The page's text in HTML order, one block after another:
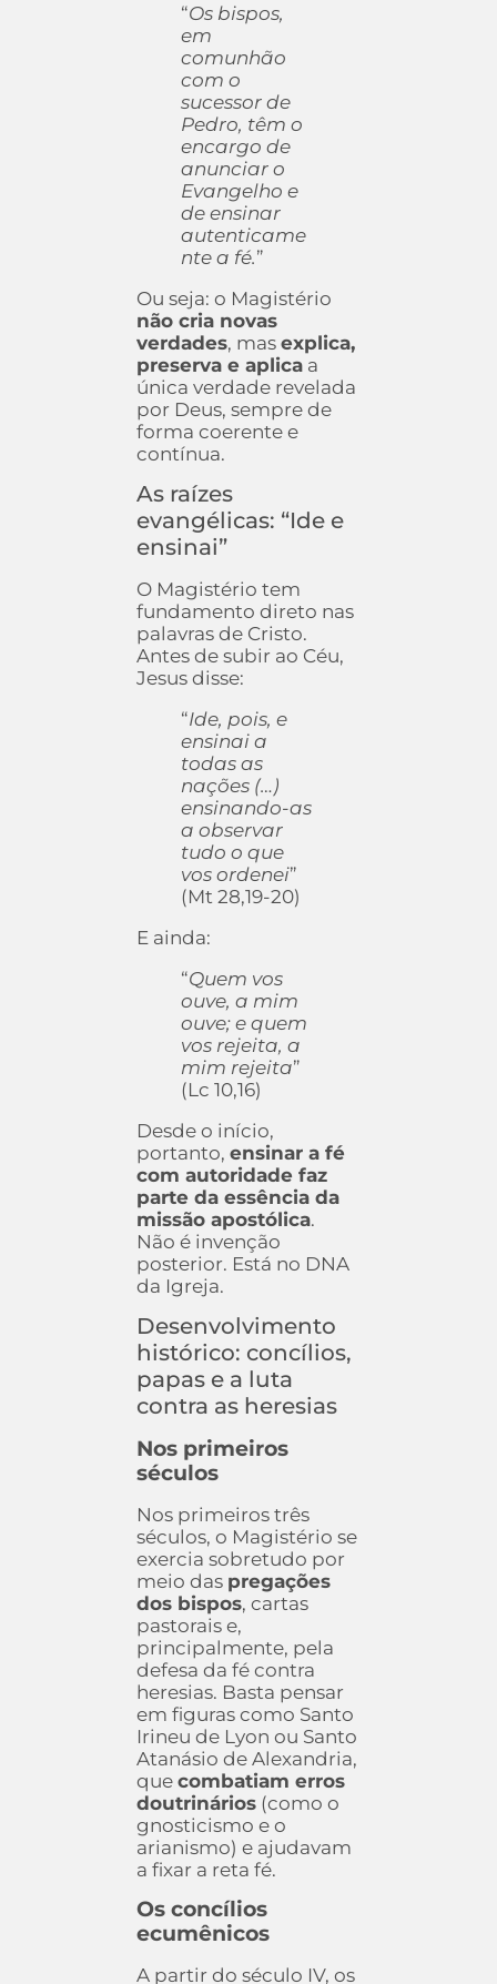
“Os bispos,
em
comunhão
com o
sucessor de
Pedro, têm o
encargo de
anunciar o
Evangelho e
de ensinar
autenticame
nte a fé.”
Ou seja: o Magistério
não cria novas
verdades, masexplica,
preserva e aplica a
única verdade revelada
por Deus, sempre de
forma coerente e
contínua.
As raízes
evangélicas: “Ide e
ensinai”
O Magistério tem
fundamento direto nas
palavras de Cristo.
Antes de subir ao Céu,
Jesus disse:
“Ide, pois, e
ensinai a
todas as
nações (…)
ensinando-as
a observar
tudo o que
vos ordenei”
(Mt 28,19-20)
E ainda:
“Quem vos
ouve, a mim
ouve; e quem
vos rejeita, a
mim rejeita”
(Lc 10,16)
Desde o início,
portanto,ensinar a fé
com autoridade faz
parte da essência da
missão apostólica.
Não é invenção
posterior. Está no DNA
da Igreja.
Desenvolvimento
histórico: concílios,
papas e a luta
contra as heresias
Nos primeiros
séculos
Nos primeiros três
séculos, o Magistério se
exercia sobretudo por
meio das pregações
dos bispos, cartas
pastorais e,
principalmente, pela
defesa da fé contra
heresias. Basta pensar
em figuras como Santo
Irineu de Lyon ou Santo
Atanásio de Alexandria,
quecombatiam erros
doutrinários (como o
gnosticismo e o
arianismo) e ajudavam
a fixar a reta fé.
Os concílios
ecumênicos
A partir do século IV, os